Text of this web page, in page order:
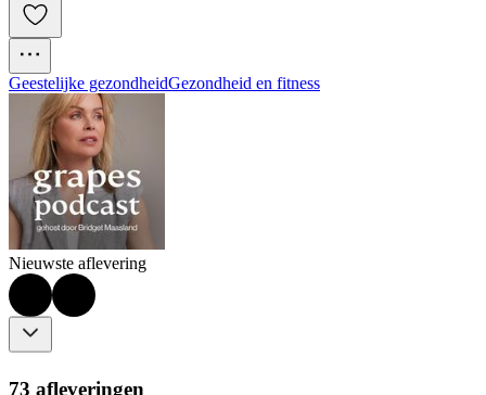
Geestelijke gezondheidGezondheid en fitness
Nieuwste aflevering
73 afleveringen